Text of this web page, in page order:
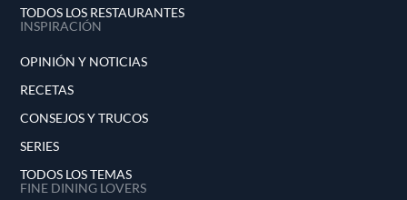
TODOS LOS RESTAURANTES
INSPIRACIÓN
OPINIÓN Y NOTICIAS
RECETAS
CONSEJOS Y TRUCOS
SERIES
TODOS LOS TEMAS
FINE DINING LOVERS